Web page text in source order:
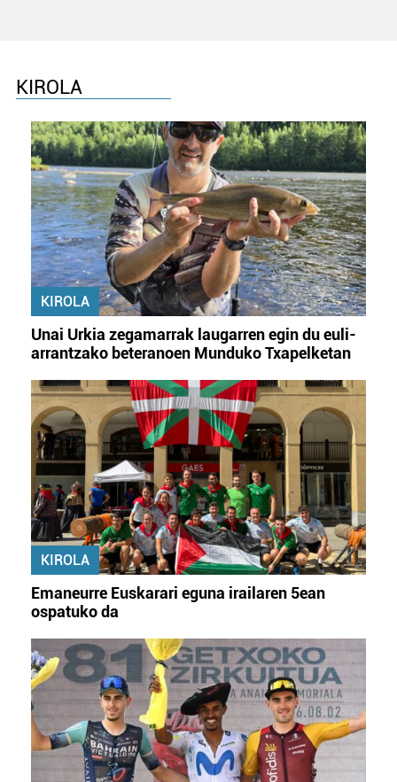
KIROLA
KIROLA
Unai Urkia zegamarrak laugarren egin du euli-
arrantzako beteranoen Munduko Txapelketan
KIROLA
Emaneurre Euskarari eguna irailaren 5ean
ospatuko da